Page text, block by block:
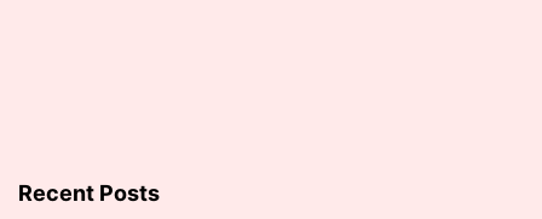
Recent Posts